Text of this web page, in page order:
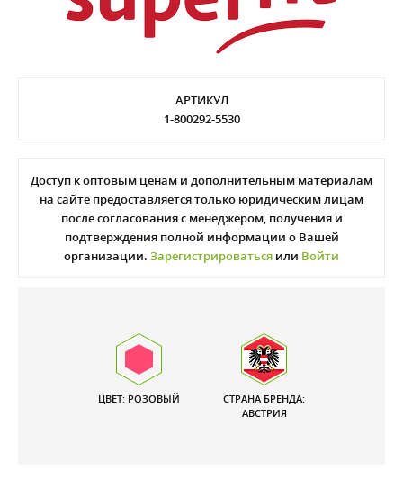
АРТИКУЛ
1-800292-5530
Доступ к оптовым ценам и дополнительным материалам
на сайте предоставляется только юридическим лицам
после согласования с менеджером, получения и
подтверждения полной информации о Вашей
организации. Зарегистрироваться или Войти
ЦВЕТ: РОЗОВЫЙ
СТРАНА БРЕНДА:
АВСТРИЯ